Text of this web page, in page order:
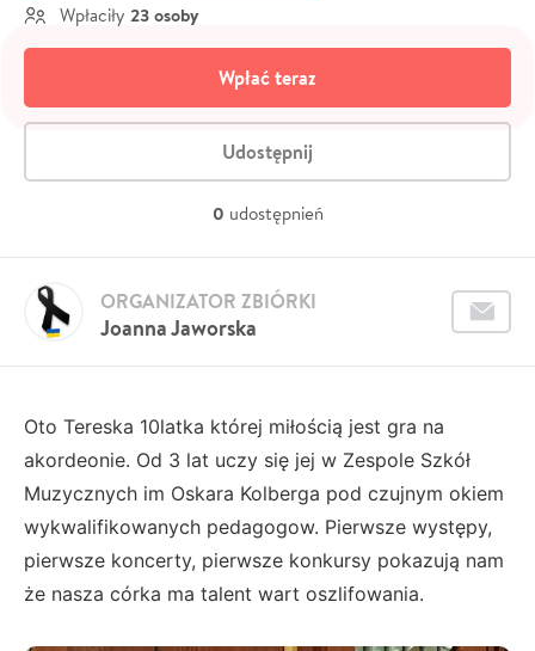
Wpłaciły 23 osoby
Wpłać teraz
Udostępnij
0 udostępnień
Joanna Jaworska
ORGANIZATOR ZBIÓRKI
Oto Tereska 10latka której miłością jest gra na
akordeonie. Od 3 lat uczy się jej w Zespole Szkół
Muzycznych im Oskara Kolberga pod czujnym okiem
wykwalifikowanych pedagogow. Pierwsze występy,
pierwsze koncerty, pierwsze konkursy pokazują nam
że nasza córka ma talent wart oszlifowania.